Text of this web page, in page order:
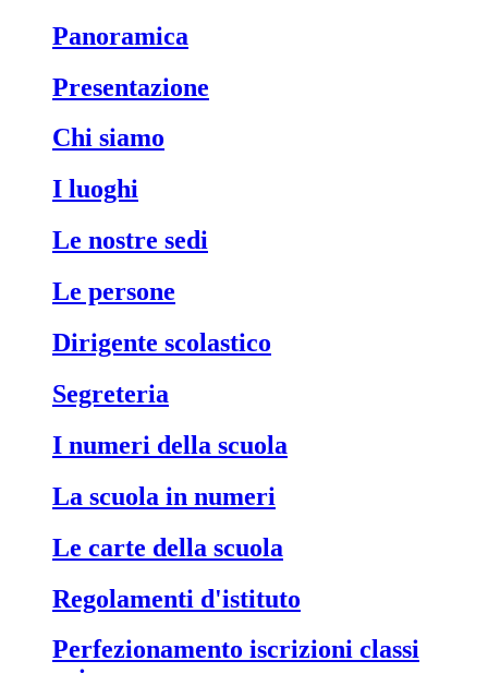
panoramica
presentazione
chi siamo
i luoghi
le nostre sedi
le persone
dirigente scolastico
segreteria
i numeri della scuola
la scuola in numeri
le carte della scuola
regolamenti d'istituto
perfezionamento iscrizioni classi